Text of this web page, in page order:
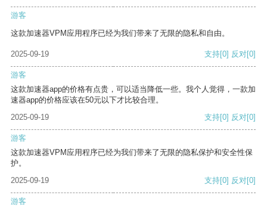
游客
这款加速器VPM应用程序已经为我们带来了无限的隐私和自由。
2025-09-19 支持[0] 反对[0]
游客
这款加速器app的价格有点贵，可以适当降低一些。我个人觉得，一款加
速器app的价格应该在50元以下才比较合理。
2025-09-19
支持[0] 反对[0]
游客
这款加速器VPM应用程序已经为我们带来了无限的隐私保护和安全性保
护。
2025-09-19
支持[0] 反对[0]
游客